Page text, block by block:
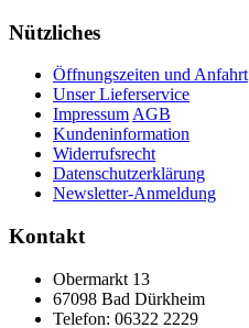
Nützliches
Öffnungszeiten und Anfahrt
Unser Lieferservice
Impressum AGB
Kundeninformation
Widerrufsrecht
Datenschutzerklärung
Newsletter-Anmeldung
Kontakt
Obermarkt 13
67098 Bad Dürkheim
Telefon: 06322 2229